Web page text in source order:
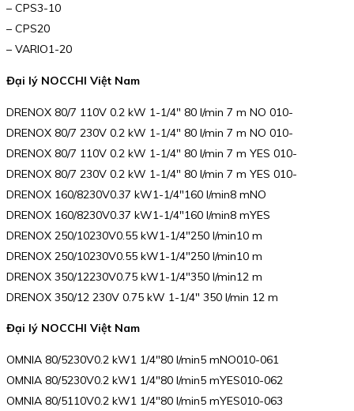
– CPS3-10
– CPS20
– VARIO1-20
Đại lý NOCCHI Việt Nam
DRENOX 80/7 110V 0.2 kW 1-1/4″ 80 l/min 7 m NO 010-
DRENOX 80/7 230V 0.2 kW 1-1/4″ 80 l/min 7 m NO 010-
DRENOX 80/7 110V 0.2 kW 1-1/4″ 80 l/min 7 m YES 010-
DRENOX 80/7 230V 0.2 kW 1-1/4″ 80 l/min 7 m YES 010-
DRENOX 160/8230V0.37 kW1-1/4″160 l/min8 mNO
DRENOX 160/8230V0.37 kW1-1/4″160 l/min8 mYES
DRENOX 250/10230V0.55 kW1-1/4″250 l/min10 m
DRENOX 250/10230V0.55 kW1-1/4″250 l/min10 m
DRENOX 350/12230V0.75 kW1-1/4″350 l/min12 m
DRENOX 350/12 230V 0.75 kW 1-1/4″ 350 l/min 12 m
Đại lý NOCCHI Việt Nam
OMNIA 80/5230V0.2 kW1 1/4″80 l/min5 mNO010-061
OMNIA 80/5230V0.2 kW1 1/4″80 l/min5 mYES010-062
OMNIA 80/5110V0.2 kW1 1/4″80 l/min5 mYES010-063